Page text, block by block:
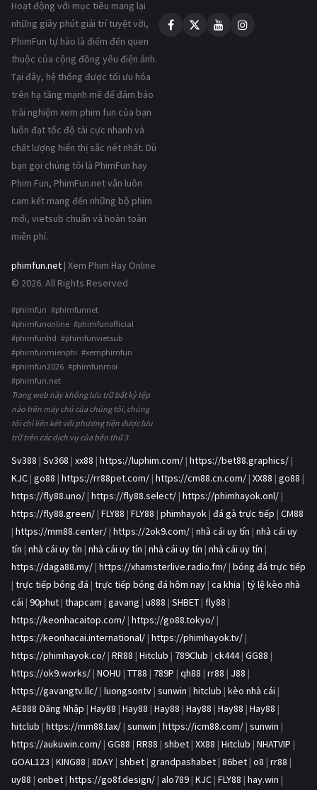
Hoạt động với mục tiêu mang lại
những giây phút giải trí tuyệt vời,
PhimFun tự hào là điểm đến quen
thuộc của cộng đồng yêu điện ảnh.
Tại đây, hệ thống được tối ưu hóa
trên hạ tầng mạnh mẽ để đảm bảo
trải nghiệm xem phim fun của bạn
luôn đạt tốc độ tải cực nhanh và
chất lượng hiển thị sắc nét nhất. Dù
bạn gọi chúng tôi là PhimFun hay
Phim Fun, PhimFun.net vẫn luôn
cam kết mang đến những bộ phim
mới, vietsub chuẩn và hoàn toàn
miễn phí.
phimfun.net | Xem Phim Hay Online
© 2026. All Rights Reserved
#phimfun #phimfunnet
#phimfunonline #phimfunofficial
#phimfunhd #phimfunvietsub
#phimfunmienphi #xemphimfun
#phimfun2026 #phimfunmoi
#phimfun.net
Trang web này không lưu trữ bất kỳ tệp
nào trên máy chủ của chúng tôi, chúng
tôi chỉ liên kết với phương tiện được lưu
trữ trên các dịch vụ của bên thứ 3.
Sv388 | Sv368 | xx88 | https://luphim.com/ | https://bet88.graphics/ |
KJC | go88 | https://rr88pet.com/ | https://cm88.cn.com/ | XX88 | go88 |
https://fly88.uno/ | https://fly88.select/ | https://phimhayok.onl/ |
https://fly88.green/ | FLY88 | FLY88 | phimhayok | đá gà trực tiếp | CM88
| https://mm88.center/ | https://2ok9.com/ | nhà cái uy tín | nhà cái uy
tín | nhà cái uy tín | nhà cái uy tín | nhà cái uy tín | nhà cái uy tín |
https://daga88.my/ | https://xhamsterlive.radio.fm/ | bóng đá trực tiếp
| trực tiếp bóng đá | trực tiếp bóng đá hôm nay | ca khia | tỷ lệ kèo nhà
cái | 90phut | thapcam | gavang | u888 | SHBET | fly88 |
https://keonhacaitop.com/ | https://go88.tokyo/ |
https://keonhacai.international/ | https://phimhayok.tv/ |
https://phimhayok.co/ | RR88 | Hitclub | 789Club | ck444| GG88 |
https://ok9.works/ | NOHU | TT88 | 789P | qh88 | rr88 | J88 |
https://gavangtv.llc/ | luongsontv | sunwin | hitclub | kèo nhà cái |
AE888 Đăng Nhập | Hay88 | Hay88 | Hay88 | Hay88 | Hay88 | Hay88 |
hitclub | https://mm88.tax/ | sunwin | https://icm88.com/ | sunwin |
https://aukuwin.com/ | GG88 | RR88 | shbet | XX88 | Hitclub | NHATVIP |
GOAL123 | KING88 | 8DAY | shbet | grandpashabet | 86bet | o8 | rr88 |
uy88 | onbet | https://go8f.design/ | alo789 | KJC | FLY88 | hay.win |